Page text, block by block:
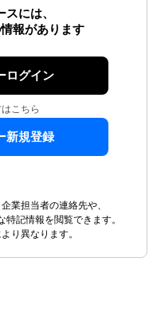
には、
報があります
ログイン
こちら
新規登録
業担当者の連絡先や、
記情報を閲覧できます。
り異なります。